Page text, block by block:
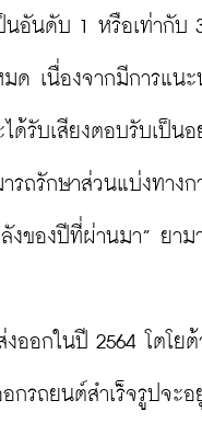
นอันดับ 1 หรือเท่ากับ
ด เนื่องจากมีการแน
ด้รับเสียงตอบรับเป็นอ
ารถรักษาส่วนแบ่งทาง
งของปีที่ผ่านมา” ยาม
ออกในปี 2564 โตโย
กรถยนต์สำเร็จรูปจะ